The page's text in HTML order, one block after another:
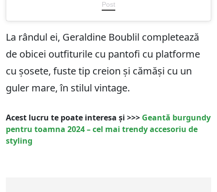
Post
La rândul ei, Geraldine Boublil completează
de obicei outfiturile cu pantofi cu platforme
cu șosete, fuste tip creion și cămăși cu un
guler mare, în stilul vintage.
Acest lucru te poate interesa și >>> Geantă burgundy
pentru toamna 2024 – cel mai trendy accesoriu de
styling